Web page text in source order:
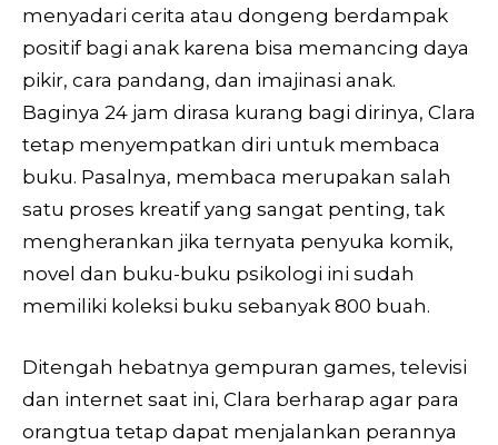
menyadari cerita atau dongeng berdampak
positif bagi anak karena bisa memancing daya
pikir, cara pandang, dan imajinasi anak.
Baginya 24 jam dirasa kurang bagi dirinya, Clara
tetap menyempatkan diri untuk membaca
buku. Pasalnya, membaca merupakan salah
satu proses kreatif yang sangat penting, tak
mengherankan jika ternyata penyuka komik,
novel dan buku-buku psikologi ini sudah
memiliki koleksi buku sebanyak 800 buah.
Ditengah hebatnya gempuran games, televisi
dan internet saat ini, Clara berharap agar para
orangtua tetap dapat menjalankan perannya